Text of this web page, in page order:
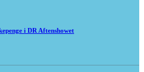
i DR Aftenshowet